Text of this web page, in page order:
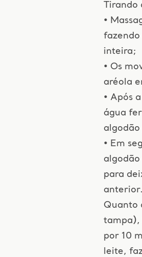
•
fazendo
inteira;
• Os
aréola
• Após
água
• Em
para
anterior.
Quanto
tampa),
por 10
leite,